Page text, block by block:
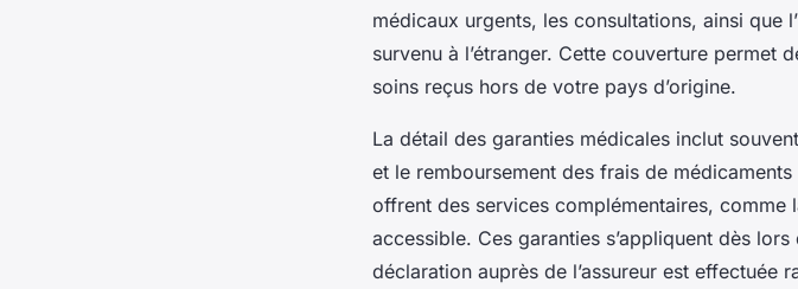
médicaux urgents, les consultations, ainsi que
survenu à l’étranger. Cette couverture permet
soins reçus hors de votre pays d’origine.
La détail des garanties médicales inclut
et le remboursement des frais de
offrent des services complémentaires,
accessible. Ces garanties s’appliquent dès
déclaration auprès de l’assureur est effectuée